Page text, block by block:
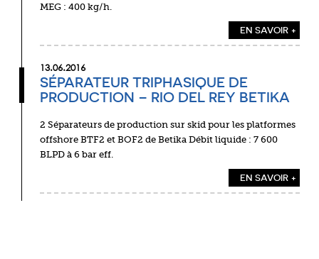
MEG : 400 kg/h.
EN SAVOIR +
13.06.2016
SÉPARATEUR TRIPHASIQUE DE
PRODUCTION – RIO DEL REY BETIKA
2 Séparateurs de production sur skid pour les platformes
offshore BTF2 et BOF2 de Betika Débit liquide : 7 600
BLPD à 6 bar eff.
EN SAVOIR +